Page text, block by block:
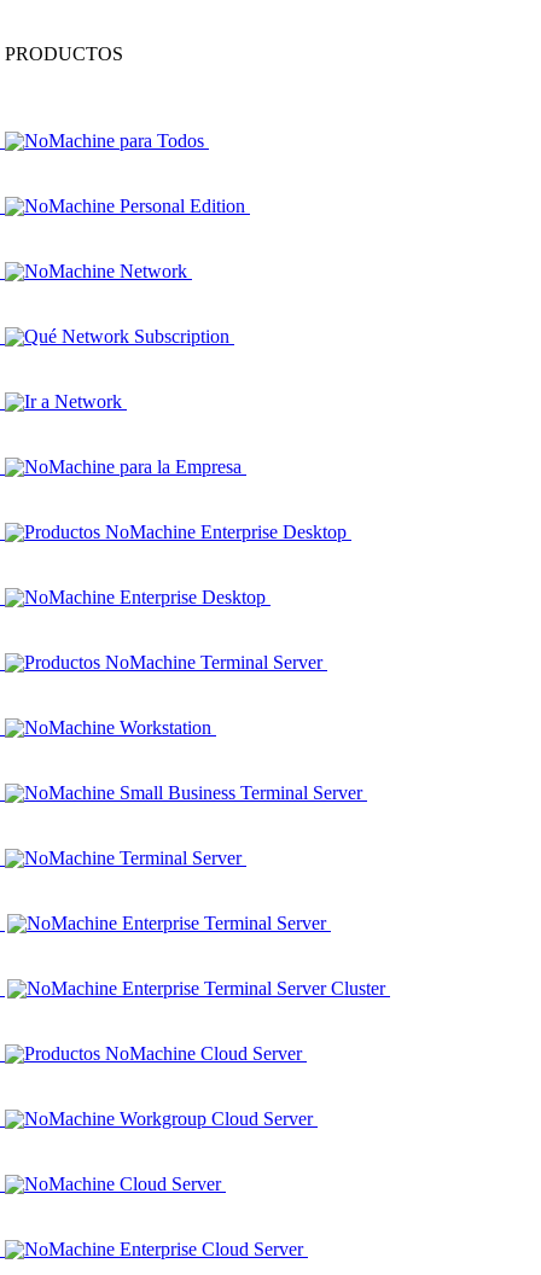
PRODUCTOS
NoMachine para Todos
NoMachine Personal Edition
NoMachine Network
Qué Network Subscription
Ir a Network
NoMachine para la Empresa
Productos NoMachine Enterprise Desktop
NoMachine Enterprise Desktop
Productos NoMachine Terminal Server
NoMachine Workstation
NoMachine Small Business Terminal Server
NoMachine Terminal Server
NoMachine Enterprise Terminal Server
NoMachine Enterprise Terminal Server Cluster
Productos NoMachine Cloud Server
NoMachine Workgroup Cloud Server
NoMachine Cloud Server
NoMachine Enterprise Cloud Server